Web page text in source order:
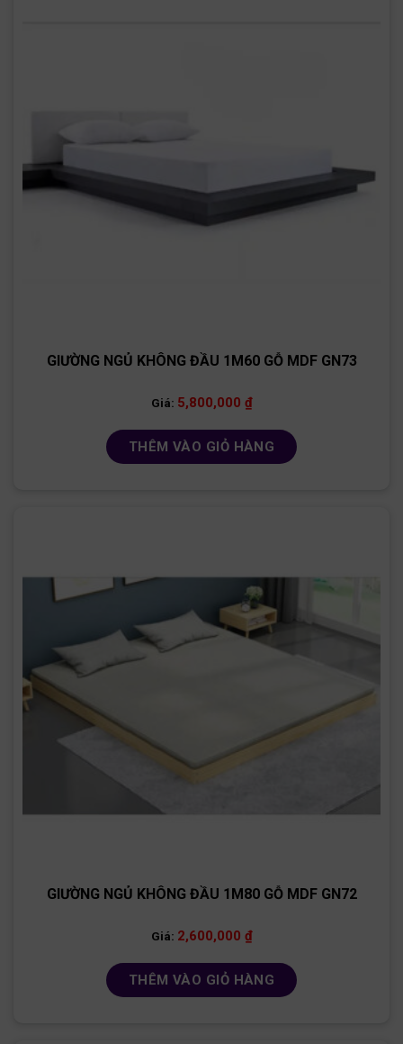
GIƯỜNG NGỦ KHÔNG ĐẦU 1M60 GỖ MDF GN73
Giá: 5,800,000 ₫
THÊM VÀO GIỎ HÀNG
GIƯỜNG NGỦ KHÔNG ĐẦU 1M80 GỖ MDF GN72
Giá: 2,600,000 ₫
THÊM VÀO GIỎ HÀNG